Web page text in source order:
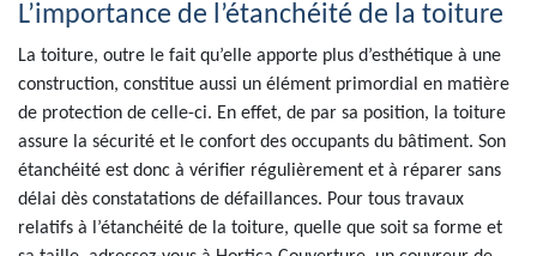
L’importance de l’étanchéité de la toiture
La toiture, outre le fait qu’elle apporte plus d’esthétique à une
construction, constitue aussi un élément primordial en matière
de protection de celle-ci. En effet, de par sa position, la toiture
assure la sécurité et le confort des occupants du bâtiment. Son
étanchéité est donc à vérifier régulièrement et à réparer sans
délai dès constatations de défaillances. Pour tous travaux
relatifs à l’étanchéité de la toiture, quelle que soit sa forme et